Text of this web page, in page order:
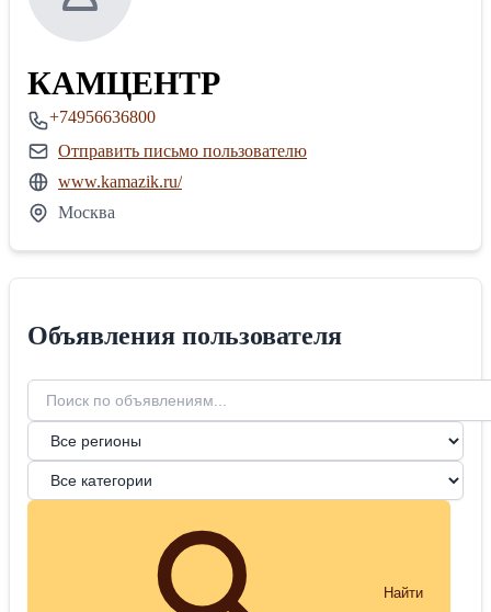
КАМЦЕНТР
+74956636800
Отправить письмо пользователю
www.kamazik.ru/
Москва
Объявления пользователя
Найти